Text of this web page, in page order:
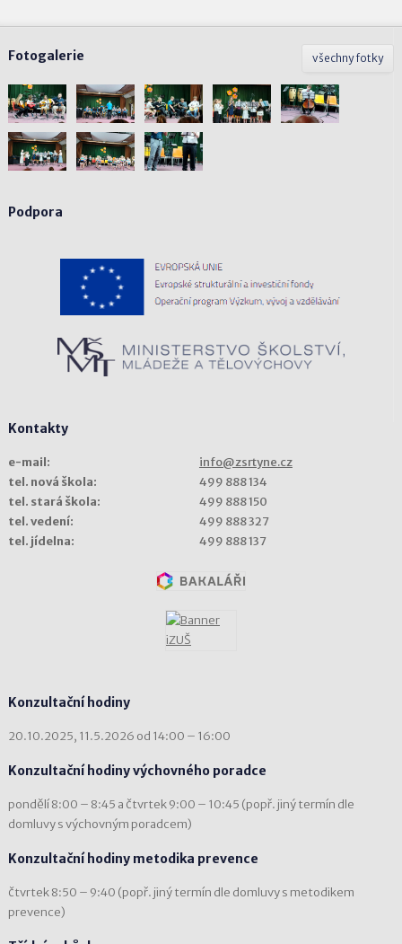
všechny fotky
Fotogalerie
Podpora
Kontakty
e-mail:
info@zsrtyne.cz
tel. nová škola:
499 888 134
tel. stará škola:
499 888 150
tel. vedení:
499 888 327
tel. jídelna:
499 888 137
Konzultační hodiny
20.10.2025, 11.5.2026 od 14:00 – 16:00
Konzultační hodiny výchovného poradce
pondělí 8:00 – 8:45 a čtvrtek 9:00 – 10:45 (popř. jiný termín dle
domluvy s výchovným poradcem)
Konzultační hodiny metodika prevence
čtvrtek 8:50 – 9:40 (popř. jiný termín dle domluvy s metodikem
prevence)